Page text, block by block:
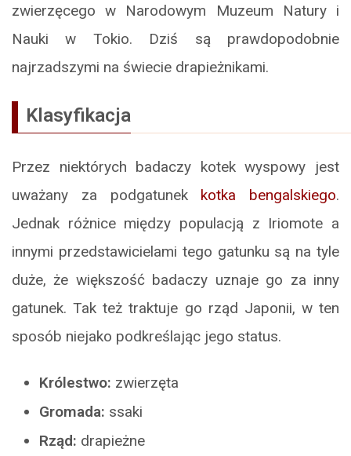
zwierzęcego w Narodowym Muzeum Natury i
Nauki w Tokio. Dziś są prawdopodobnie
najrzadszymi na świecie drapieżnikami.
Klasyfikacja
Przez niektórych badaczy kotek wyspowy jest
uważany za podgatunek kotka bengalskiego.
Jednak różnice między populacją z Iriomote a
innymi przedstawicielami tego gatunku są na tyle
duże, że większość badaczy uznaje go za inny
gatunek. Tak też traktuje go rząd Japonii, w ten
sposób niejako podkreślając jego status.
Królestwo: zwierzęta
Gromada: ssaki
Rząd: drapieżne